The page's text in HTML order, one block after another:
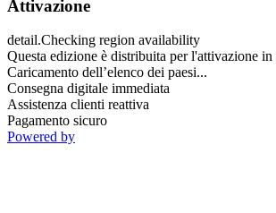
Attivazione
detail.Checking region availability
Questa edizione è distribuita per l'attivazione in
Caricamento dell’elenco dei paesi...
Consegna digitale immediata
Assistenza clienti reattiva
Pagamento sicuro
Powered by